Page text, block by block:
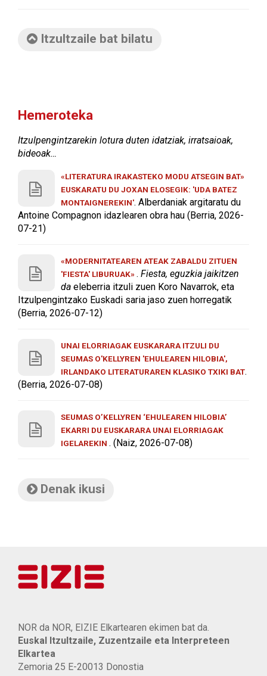
Itzultzaile bat bilatu
Hemeroteka
Itzulpengintzarekin lotura duten idatziak, irratsaioak,
bideoak…
«LITERATURA IRAKASTEKO MODU ATSEGIN BAT»
EUSKARATU DU JOXAN ELOSEGIK: 'UDA BATEZ
MONTAIGNEREKIN'. Alberdaniak argitaratu du
Antoine Compagnon idazlearen obra hau (Berria, 2026-
07-21)
«MODERNITATEAREN ATEAK ZABALDU ZITUEN
'FIESTA' LIBURUAK». Fiesta, eguzkia jaikitzen
da eleberria itzuli zuen Koro Navarrok, eta
Itzulpengintzako Euskadi saria jaso zuen horregatik
(Berria, 2026-07-12)
UNAI ELORRIAGAK EUSKARARA ITZULI DU
SEUMAS O'KELLYREN 'EHULEAREN HILOBIA',
IRLANDAKO LITERATURAREN KLASIKO TXIKI BAT.
(Berria, 2026-07-08)
SEUMAS O’KELLYREN ‘EHULEAREN HILOBIA’
EKARRI DU EUSKARARA UNAI ELORRIAGAK
IGELAREKIN . (Naiz, 2026-07-08)
Denak ikusi
NOR da NOR, EIZIE Elkartearen ekimen bat da.
Euskal Itzultzaile, Zuzentzaile eta Interpreteen
Elkartea
Zemoria 25 E-20013 Donostia